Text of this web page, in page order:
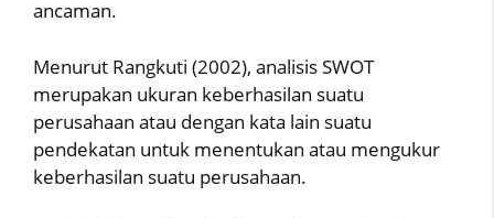
ancaman.
Menurut Rangkuti (2002), analisis SWOT
merupakan ukuran keberhasilan suatu
perusahaan atau dengan kata lain suatu
pendekatan untuk menentukan atau mengukur
keberhasilan suatu perusahaan.